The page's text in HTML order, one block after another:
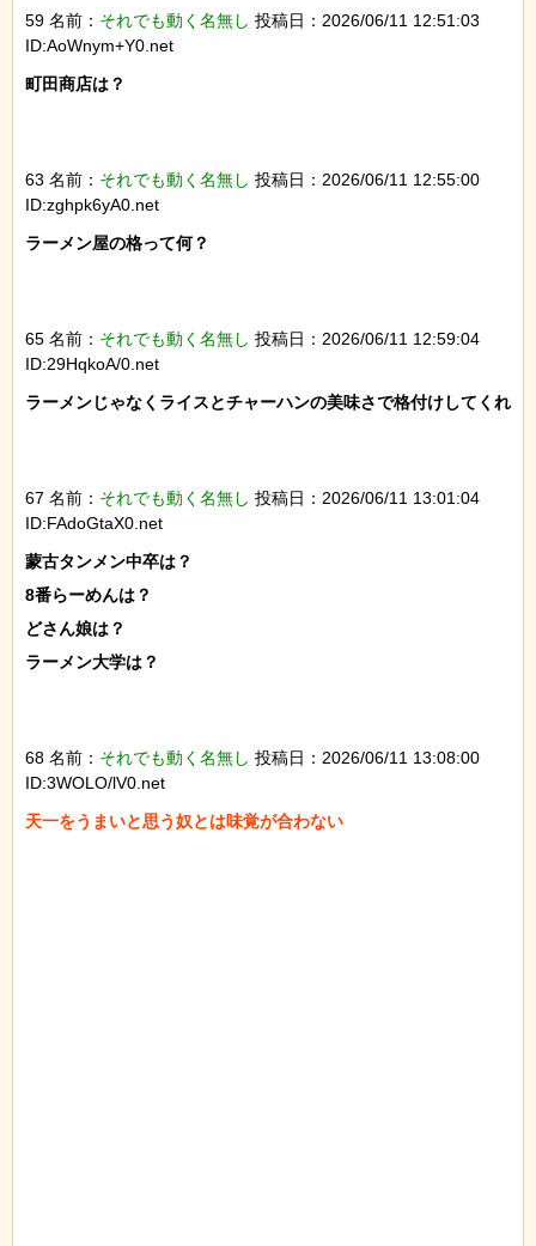
59 名前： それでも動く名無し 投稿日：2026/06/11 12:51:03
ID:AoWnym+Y0.net
町田商店は？
63 名前： それでも動く名無し 投稿日：2026/06/11 12:55:00
ID:zghpk6yA0.net
ラーメン屋の格って何？
65 名前： それでも動く名無し 投稿日：2026/06/11 12:59:04
ID:29HqkoA/0.net
ラーメンじゃなくライスとチャーハンの美味さで格付けしてくれ
67 名前： それでも動く名無し 投稿日：2026/06/11 13:01:04
ID:FAdoGtaX0.net
蒙古タンメン中卒は？
8番らーめんは？
どさん娘は？
ラーメン大学は？
68 名前： それでも動く名無し 投稿日：2026/06/11 13:08:00
ID:3WOLO/lV0.net
天一をうまいと思う奴とは味覚が合わない